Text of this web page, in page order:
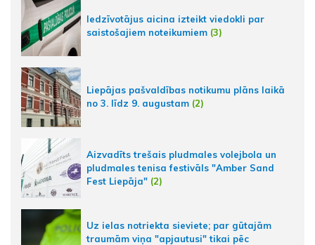
Iedzīvotājus aicina izteikt viedokli par
saistošajiem noteikumiem (3)
Liepājas pašvaldības notikumu plāns laikā
no 3. līdz 9. augustam (2)
Aizvadīts trešais pludmales volejbola un
pludmales tenisa festivāls "Amber Sand
Fest Liepāja" (2)
Uz ielas notriekta sieviete; par gūtajām
traumām viņa "apjautusi" tikai pēc